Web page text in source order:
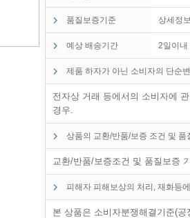
품질보증기준 상세정
예상 배송기간 2일이내
제품 하자가 아닌 소비자의 단순
전자상 거래 등에서의 소비자에
경우.
상품의 교환/반품/보증 조건 및 품
교환/반품/보증조건 및 품질보증
피해자 피해보상의 처리, 재화등
본 상품은 소비자분쟁해결기준(